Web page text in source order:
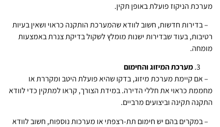
מערכת הניקוז פועלת באופן תקין.
– בדירות חדשות, חשוב לוודא שהמערכת הותקנה כראוי ושאין בעיות
רטיבות, בעוד שבדירות ישנות מומלץ לשקול בדיקת צנרת באמצעות
מומחה.
מערכת המיזוג והחימום
– אם קיימת מערכת מיזוג, בדקו שהיא פועלת היטב ומקררת או
מחממת כראוי את חללי הדירה. במידת הצורך, קראו למתקין כדי לוודא
התקנה תקינה וביצועים מרביים.
– במקרים בהם יש חימום תת-רצפתי או מערכות נוספות, חשוב לוודא